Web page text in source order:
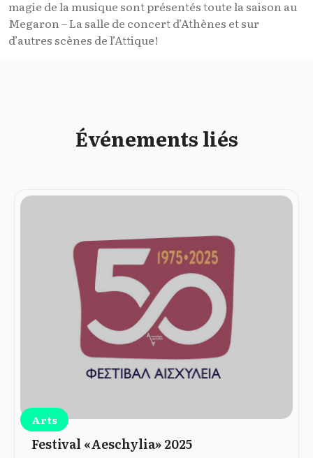
magie de la musique sont présentés toute la saison au
Megaron – La salle de concert d’Athènes et sur
d’autres scènes de l’Attique!
Événements liés
Arts
Festival «Aeschylia» 2025